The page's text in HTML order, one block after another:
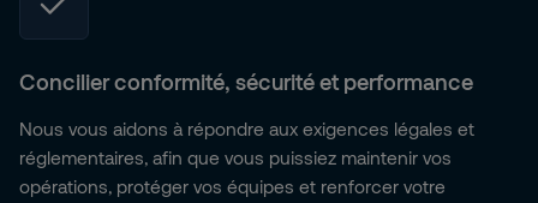
Concilier conformité, sécurité et performance
Nous vous aidons à répondre aux exigences légales et
réglementaires, afin que vous puissiez maintenir vos
opérations, protéger vos équipes et renforcer votre